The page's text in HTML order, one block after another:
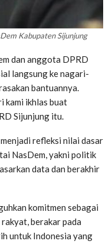
Kabupaten Sijunjung
dan anggota DPRD
langsung ke nagari-
bantuannya.
kami ikhlas buat
Sijunjung itu.
refleksi nilai dasar
NasDem, yakni politik
data dan berakhir
komitmen sebagai
berakar pada
untuk Indonesia yang